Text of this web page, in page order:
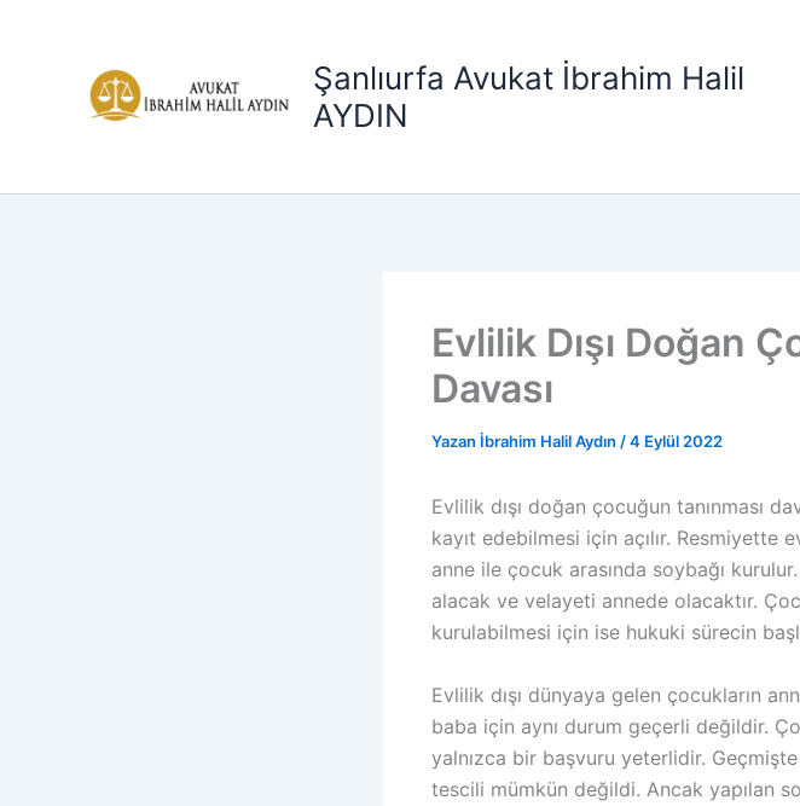
Şanlıurfa Avukat İbrahim Halil
AYDIN
Evlilik Dışı Doğan
Davası
Yazan İbrahim Halil Aydın /4 Eylül 2022
Evlilik dışı doğan çocuğun tanınması
kayıt edebilmesi için açılır.
anne ile çocuk arasında soybağı
alacak ve velayeti annede olacaktır.
kurulabilmesi için ise hukuki sürecin
Evlilik dışı dünyaya gelen çocukların
baba için aynı durum geçerli değildir.
yalnızca bir başvuru yeterlidir.
tescili mümkün değildi. Ancak yapılan